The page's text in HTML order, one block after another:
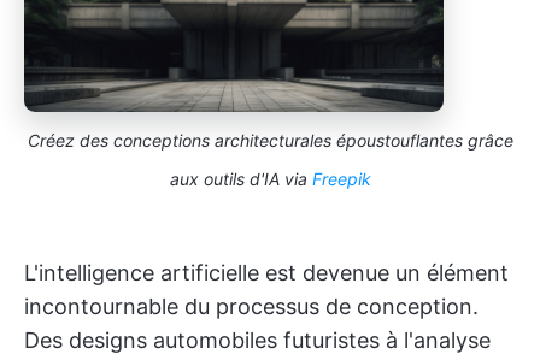
Créez des conceptions architecturales époustouflantes grâce
aux outils d'IA via Freepik
L'intelligence artificielle est devenue un élément
incontournable du processus de conception.
Des designs automobiles futuristes à l'analyse